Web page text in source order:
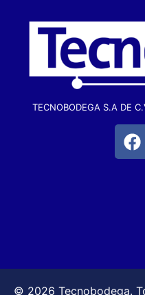
TECNOBODEGA S.A DE
© 2026 Tecnobodega.